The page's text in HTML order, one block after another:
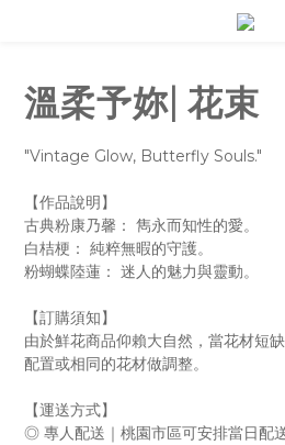
溫柔予妳| 花束
"Vintage Glow, Butterfly Souls."
【作品說明】
古典粉康乃馨： 雋永而知性的愛。
白桔梗： 純粹無暇的守護。
粉蝴蝶陸蓮： 迷人的魅力與靈動。
【訂購須知】
由於鮮花商品仰賴大自然，當花材短
配置或相同的花材做調整。
【運送方式】
◎ 專人配送｜桃園市區可安排當日配